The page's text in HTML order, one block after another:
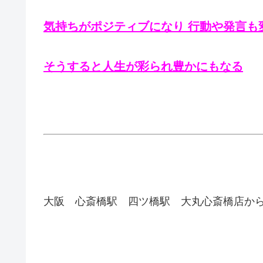
気持ちがポジティブになり 行動や発言も
そうすると人生が彩られ豊かにもなる
大阪 心斎橋駅 四ツ橋駅 大丸心斎橋店か